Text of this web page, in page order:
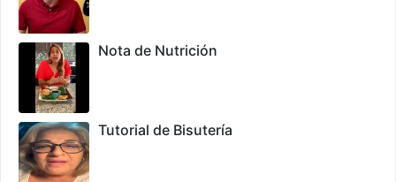
Nota de Nutrición
Tutorial de Bisutería